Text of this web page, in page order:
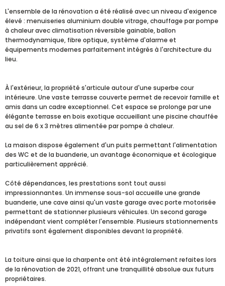
L'ensemble de la rénovation a été réalisé avec un niveau d'exigence
élevé : menuiseries aluminium double vitrage, chauffage par pompe
à chaleur avec climatisation réversible gainable, ballon
thermodynamique, fibre optique, système d'alarme et
équipements modernes parfaitement intégrés à l'architecture du
lieu.
À l'extérieur, la propriété s'articule autour d'une superbe cour
intérieure. Une vaste terrasse couverte permet de recevoir famille et
amis dans un cadre exceptionnel. Cet espace se prolonge par une
élégante terrasse en bois exotique accueillant une piscine chauffée
au sel de 6 x 3 mètres alimentée par pompe à chaleur.
La maison dispose également d'un puits permettant l'alimentation
des WC et de la buanderie, un avantage économique et écologique
particulièrement apprécié.
Côté dépendances, les prestations sont tout aussi
impressionnantes. Un immense sous-sol accueille une grande
buanderie, une cave ainsi qu'un vaste garage avec porte motorisée
permettant de stationner plusieurs véhicules. Un second garage
indépendant vient compléter l'ensemble. Plusieurs stationnements
privatifs sont également disponibles devant la propriété.
La toiture ainsi que la charpente ont été intégralement refaites lors
de la rénovation de 2021, offrant une tranquillité absolue aux futurs
propriétaires.